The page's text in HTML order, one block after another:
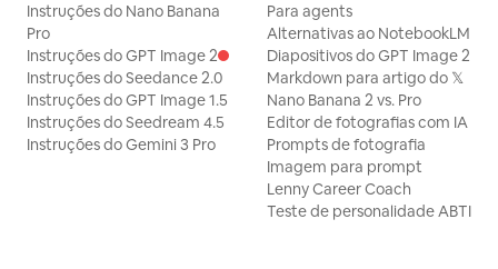
Instruções do Nano Banana
Pro
Instruções do GPT Image 2
Instruções do Seedance 2.0
Instruções do GPT Image 1.5
Instruções do Seedream 4.5
Instruções do Gemini 3 Pro
Para agents
Alternativas ao NotebookLM
Diapositivos do GPT Image 2
Markdown para artigo do 𝕏
Nano Banana 2 vs. Pro
Editor de fotografias com IA
Prompts de fotografia
Imagem para prompt
Lenny Career Coach
Teste de personalidade ABTI